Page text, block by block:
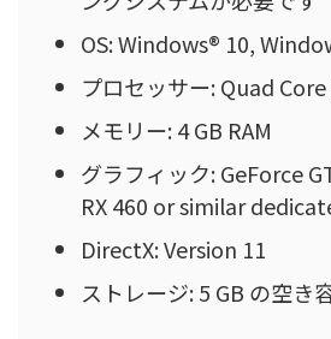
OS: Windows® 10,
プロセッサー: Quad
メモリー: 4 GB RAM
グラフィック: GeForce
RX 460 or similar
DirectX: Version 11
ストレージ: 5 GB の空き